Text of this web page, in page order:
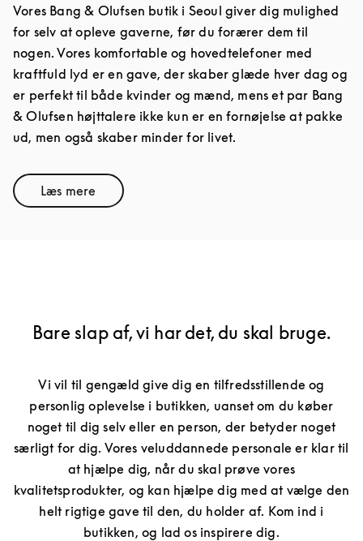
Vores Bang & Olufsen butik i Seoul giver dig mulighed
for selv at opleve gaverne, før du forærer dem til
nogen. Vores komfortable og hovedtelefoner med
kraftfuld lyd er en gave, der skaber glæde hver dag og
er perfekt til både kvinder og mænd, mens et par Bang
& Olufsen højttalere ikke kun er en fornøjelse at pakke
ud, men også skaber minder for livet.
Læs mereLink Opens in New Tab
Bare slap af, vi har det, du skal bruge.
Vi vil til gengæld give dig en tilfredsstillende og
personlig oplevelse i butikken, uanset om du køber
noget til dig selv eller en person, der betyder noget
særligt for dig. Vores veluddannede personale er klar til
at hjælpe dig, når du skal prøve vores
kvalitetsprodukter, og kan hjælpe dig med at vælge den
helt rigtige gave til den, du holder af. Kom ind i
butikken, og lad os inspirere dig.